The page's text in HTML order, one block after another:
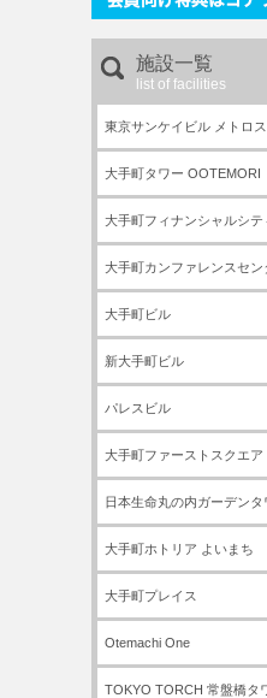
施設一覧
list of facilities
東京サンケイビル メトロ
大手町タワー OOTEMORI
大手町フィナンシャルシテ
大手町カンファレンスセン
大手町ビル
新大手町ビル
パレスビル
大手町ファーストスクエア
日本生命丸の内ガーデンタ
大手町ホトリア よいまち
大手町プレイス
Otemachi One
TOKYO TORCH 常盤橋タ